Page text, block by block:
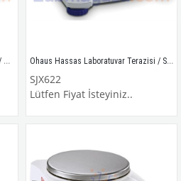
Ohaus Hassas Laboratuvar Terazisi / NV2202 Ohaus Hassas Laboratuvar Terazisi / SJX622
SJX622
Lütfen Fiyat İsteyiniz..